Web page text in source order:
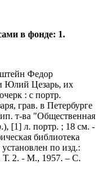
в фонде: 1.
Федор
Юлий Цезарь, их
: с портр.
грав. в Петербурге
т-ва "Общественная
[1] л. портр. ; 18 см. -
библиотека
по изд.:
2. - М., 1957. – С.